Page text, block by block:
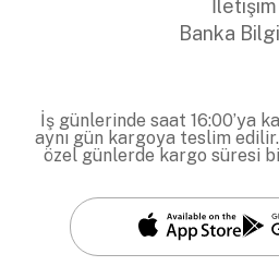
İletişim
Banka
İş günlerinde saat 16:00’ya
aynı gün kargoya teslim
özel günlerde kargo süresi